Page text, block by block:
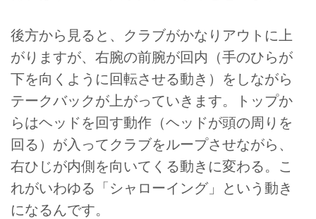
後方から見ると、クラブがかなりアウトに上
がりますが、右腕の前腕が回内（手のひらが
下を向くように回転させる動き）をしながら
テークバックが上がっていきます。トップか
らはヘッドを回す動作（ヘッドが頭の周りを
回る）が入ってクラブをループさせながら、
右ひじが内側を向いてくる動きに変わる。こ
れがいわゆる「シャローイング」という動き
になるんです。